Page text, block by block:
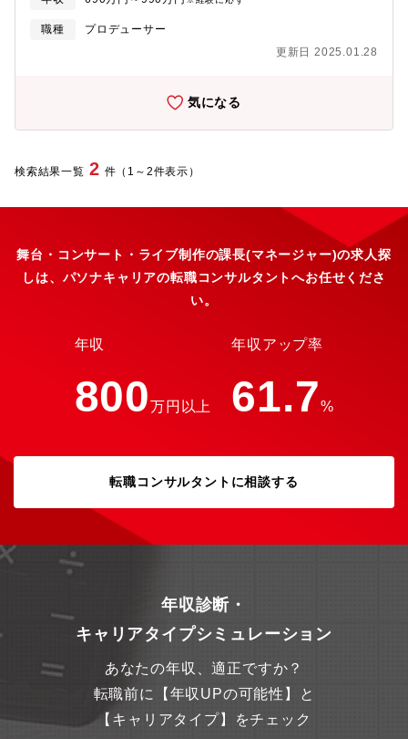
務にかかわったことのある方を募集してます。（具体的には、
1000人規模の会場からアリーナやドーム級１0,000人規模以上の
ライブコンサートを実際に自身で企画等を実践した方）また、将
来的に部署をお任せできる方を優先します。【魅力】★コンサー
長けており、「自分らしく」ご就業をいただくこ戸が可能です！
ト事業部、プレイガイド事業部の2事業で構成。エンタメコンテン
ツの企画・制作から販売・運営までをワンストップで展開してい
ートの企画・運営・管理、票券業務・イベントチーム・・・主に
BtoBイベント・展覧会・POPUpの企画・営業・運営・管理・プレ
イガイド事業部・・・全国5店舗チケットポートの運営／杉並公会
堂、渋谷大和田センターの管理運営受託業務
職種
プロデューサー
更新日 2025.01.28
気になる
検索結果一覧 2 件（1～2件表示）
舞台・コンサート・ライブ制作の課長(マネージャー)の求人探
しは、パソナキャリアの転職コンサルタントへお任せくださ
い。
年収
800万円以上
年収アップ率
61.7%
転職コンサルタントに相談する
年収診断・
キャリアタイプシミュレーション
あなたの年収、適正ですか？
転職前に【年収UPの可能性】と
【キャリアタイプ】をチェック